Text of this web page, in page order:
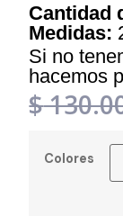
Cantidad
Medidas:
Si no
hacemos
$
Colores